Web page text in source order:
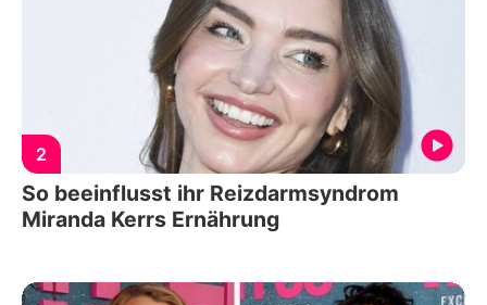
2
So beeinflusst ihr Reizdarmsyndrom
Miranda Kerrs Ernährung